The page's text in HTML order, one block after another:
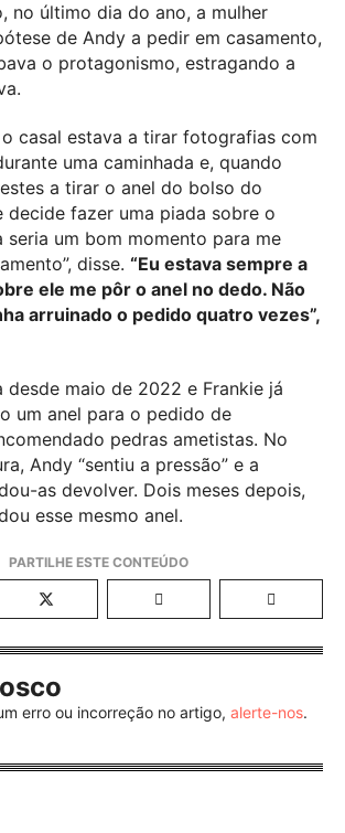
no último dia do ano, a mulher
de Andy a pedir em casamento,
o protagonismo, estragando a
casal estava a tirar fotografias com
uma caminhada e, quando
a tirar o anel do bolso do
decide fazer uma piada sobre o
seria um bom momento para me
disse. “Eu estava sempre a
ele me pôr o anel no dedo. Não
arruinado o pedido quatro vezes”,
desde maio de 2022 e Frankie já
um anel para o pedido de
pedras ametistas. No
Andy “sentiu a pressão” e a
as devolver. Dois meses depois,
esse mesmo anel.
erro ou incorreção no artigo, alerte-nos.